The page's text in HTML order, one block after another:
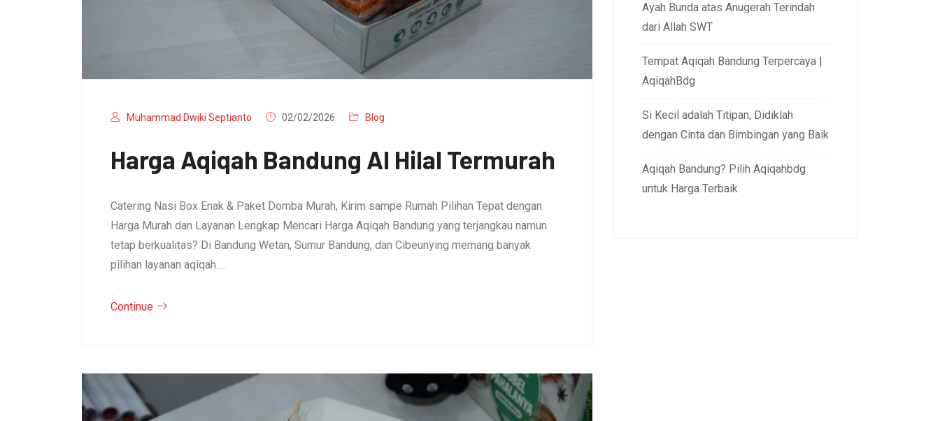
Muhammad Dwiki Septianto 02/02/2026 Blog
Harga Aqiqah Bandung Al Hilal Termurah
Catering Nasi Box Enak & Paket Domba Murah, Kirim sampe Rumah Pilihan Tepat dengan
Harga Murah dan Layanan Lengkap Mencari Harga Aqiqah Bandung yang terjangkau namun
tetap berkualitas? Di Bandung Wetan, Sumur Bandung, dan Cibeunying memang banyak
pilihan layanan aqiqah.…
Continue
Ayah Bunda atas Anugerah Terindah
dari Allah SWT
Tempat Aqiqah Bandung Terpercaya |
AqiqahBdg
Si Kecil adalah Titipan, Didiklah
dengan Cinta dan Bimbingan yang Baik
Aqiqah Bandung? Pilih Aqiqahbdg
untuk Harga Terbaik